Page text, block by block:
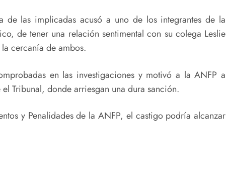
de las implicadas acusó a uno de los integrantes de la
de tener una relación sentimental con su colega Leslie
cercanía de ambos.
en las investigaciones y motivó a la ANFP a
Tribunal, donde arriesgan una dura sanción.
y Penalidades de la ANFP, el castigo podría alcanzar